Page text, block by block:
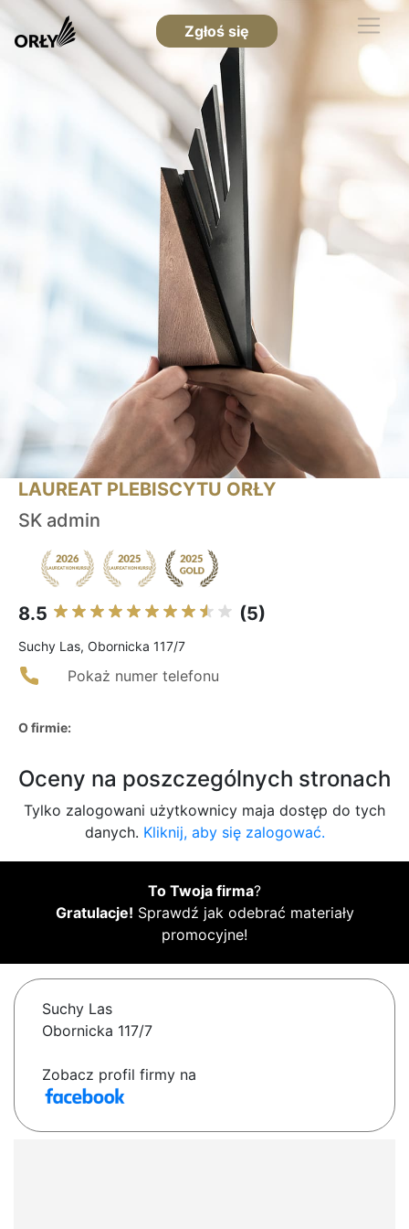
Zgłoś się
LAUREAT PLEBISCYTU ORŁY
SK admin
8.5 (5)
Suchy Las, Obornicka 117/7
Pokaż numer telefonu
O firmie:
Oceny na poszczególnych stronach
Tylko zalogowani użytkownicy maja dostęp do tych
danych. Kliknij, aby się zalogować.
To Twoja firma?
Gratulacje! Sprawdź jak odebrać materiały
promocyjne!
Suchy Las
Obornicka 117/7
Zobacz profil firmy na